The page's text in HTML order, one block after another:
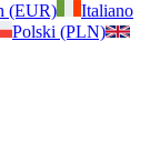
(EUR)
Italiano
Polski (PLN)